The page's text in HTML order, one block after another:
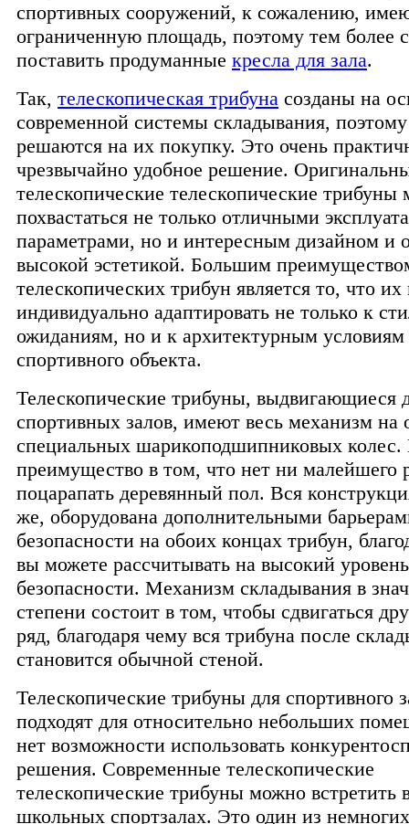
спортивных сооружений, к сожалению,
ограниченную площадь, поэтому тем более
поставить продуманные кресла для зала.
Так, телескопическая трибуна созданы на
современной системы складывания,
решаются на их покупку. Это очень
чрезвычайно удобное решение.
телескопические телескопические трибуны
похвастаться не только отличными
параметрами, но и интересным дизайном и
высокой эстетикой. Большим
телескопических трибун является то, что
индивидуально адаптировать не только к
ожиданиям, но и к архитектурным условиям
спортивного объекта.
Телескопические трибуны, выдвигающиеся
спортивных залов, имеют весь механизм на
специальных шарикоподшипниковых
преимущество в том, что нет ни малейшего
поцарапать деревянный пол. Вся
же, оборудована дополнительными
безопасности на обоих концах трибун,
вы можете рассчитывать на высокий уровень
безопасности. Механизм складывания в
степени состоит в том, чтобы сдвигаться
ряд, благодаря чему вся трибуна после
становится обычной стеной.
Телескопические трибуны для спортивного
подходят для относительно небольших
нет возможности использовать
решения. Современные телескопические
телескопические трибуны можно встретить
школьных спортзалах. Это один из